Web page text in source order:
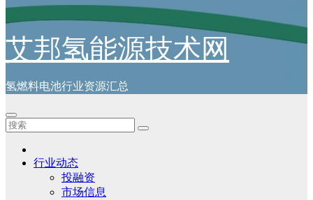
艾邦氢能源技术网
氢燃料电池行业资源汇总
行业动态
投融资
市场信息